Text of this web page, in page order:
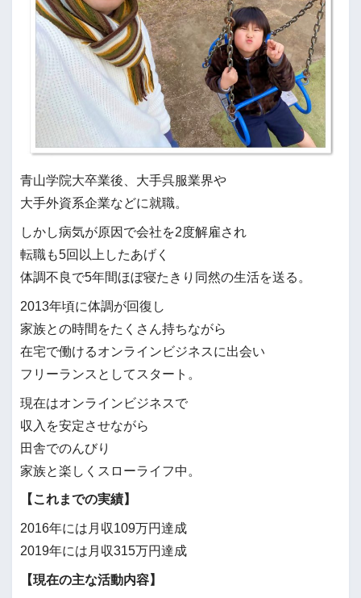
青山学院大卒業後、大手呉服業界や
大手外資系企業などに就職。
しかし病気が原因で会社を2度解雇され
転職も5回以上したあげく
体調不良で5年間ほぼ寝たきり同然の生活を送る。
2013年頃に体調が回復し
家族との時間をたくさん持ちながら
在宅で働けるオンラインビジネスに出会い
フリーランスとしてスタート。
現在はオンラインビジネスで
収入を安定させながら
田舎でのんびり
家族と楽しくスローライフ中。
【これまでの実績】
2016年には月収109万円達成
2019年には月収315万円達成
【現在の主な活動内容】